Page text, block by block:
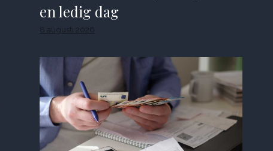
en ledig dag
8 augusti 2026